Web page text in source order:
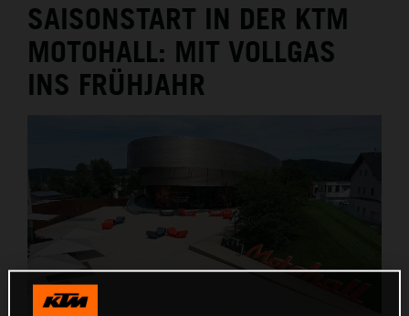
SAISONSTART IN DER KTM
MOTOHALL: MIT VOLLGAS
INS FRÜHJAHR